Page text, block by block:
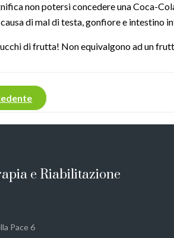
non potersi concedere una Coca-
causa di mal di testa, gonfiore e intestino
di frutta! Non equivalgono ad un
e Riabilitazione
Pace 6